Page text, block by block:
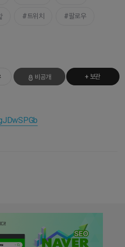
트위치 팔로우
비공개 + 보관